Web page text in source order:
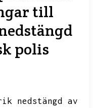
till
polis
nedstängd av